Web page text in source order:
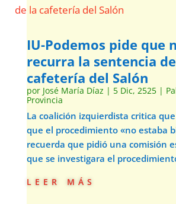
IU-Podemos pide que
recurra la sentencia
cafetería del Salón
por José María Díaz | 5 Dic, 2525|
Provincia
La coalición izquierdista critica
que el procedimiento «no estaba
recuerda que pidió una comisión
que se investigara el
leer más